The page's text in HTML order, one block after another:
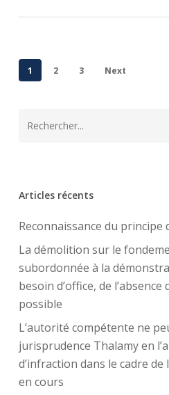
1 2 3 Next
Articles récents
Reconnaissance du principe
La démolition sur le
subordonnée à la
besoin d’office, de
possible
L’autorité compétente ne
jurisprudence Thalamy en
d’infraction dans le cadre de
en cours